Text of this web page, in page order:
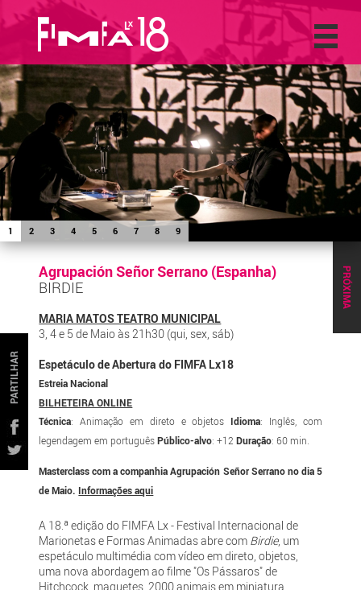
1 2 3 4 5 6 7 8 9
PRÓXIMA
PARTILHAR
Agrupación Señor Serrano (Espanha)
BIRDIE
MARIA MATOS TEATRO MUNICIPAL
3, 4 e 5 de Maio às 21h30 (qui, sex, sáb)
Espetáculo de Abertura do FIMFA Lx18
Estreia Nacional
BILHETEIRA ONLINE
Técnica: Animação em direto e objetos Idioma: Inglês, com
legendagem em portuguêsPúblico-alvo: +12Duração: 60 min.
Masterclass com a companhia Agrupación Señor Serrano no dia 5
de Maio. Informações aqui
A 18.ª edição do FIMFA Lx - Festival Internacional de
Marionetas e Formas Animadas abre com Birdie, um
espetáculo multimédia com vídeo em direto, objetos,
uma nova abordagem ao filme "Os Pássaros" de
Hitchcock, maquetes, 2000 animais em miniatura,